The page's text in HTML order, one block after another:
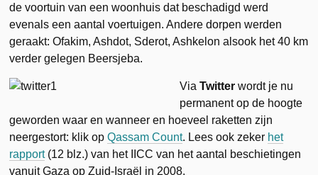
de voortuin van een woonhuis dat beschadigd werd
evenals een aantal voertuigen. Andere dorpen werden
geraakt: Ofakim, Ashdot, Sderot, Ashkelon alsook het 40 km
verder gelegen Beersjeba.
ViaTwitter wordt je nu
permanent op de hoogte
geworden waar en wanneer en hoeveel raketten zijn
neergestort: klik opQassam Count. Lees ook zeker het
rapport(12 blz.) van het IICC van het aantal beschietingen
vanuit Gaza op Zuid-Israël in 2008.